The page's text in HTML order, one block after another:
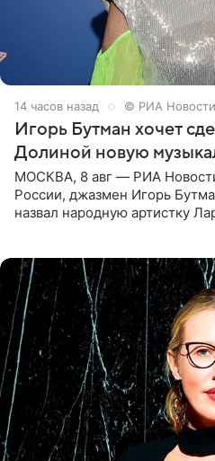
14 часов назад © РИА Новости
Игорь Бутман хочет
Долиной новую
МОСКВА, 8 авг — РИА
России, джазмен Игорь
назвал народную артистку